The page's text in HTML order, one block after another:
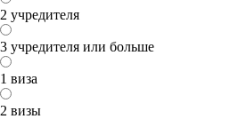
2 учредителя
3 учредителя или больше
1 виза
2 визы